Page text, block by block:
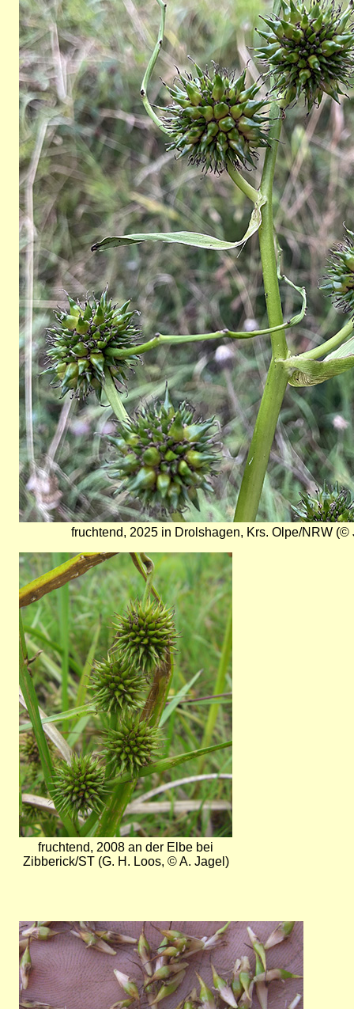
fruchtend, 2025 in Drolshagen, Krs. Olpe/NRW (©
Bild
fruchtend, 2008 an der Elbe bei
Zibberick/ST (G. H. Loos, © A. Jagel)
Bild